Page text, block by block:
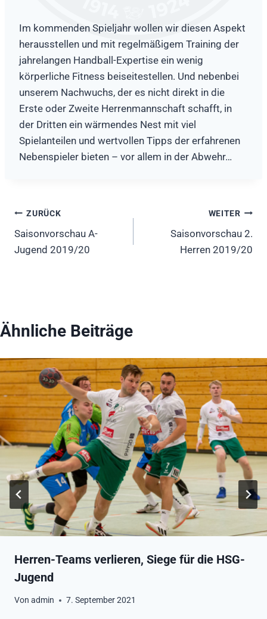
Im kommenden Spieljahr wollen wir diesen Aspekt
herausstellen und mit regelmäßigem Training der
jahrelangen Handball-Expertise ein wenig
körperliche Fitness beiseitestellen. Und nebenbei
unserem Nachwuchs, der es nicht direkt in die
Erste oder Zweite Herrenmannschaft schafft, in
der Dritten ein wärmendes Nest mit viel
Spielanteilen und wertvollen Tipps der erfahrenen
Nebenspieler bieten – vor allem in der Abwehr…
Beitragsnavigation
ZURÜCK
Saisonvorschau A-
Jugend 2019/20
WEITER
Saisonvorschau 2.
Herren 2019/20
Ähnliche Beiträge
Herren-Teams verlieren, Siege für die HSG-
Jugend
Von admin 7. September 2021